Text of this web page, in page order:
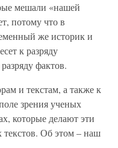
мешали «нашей
потому что в
же историк и
к разряду
фактов.
и текстам, а также к
зрения ученых
которые делают эти
текстов. Об этом – наш